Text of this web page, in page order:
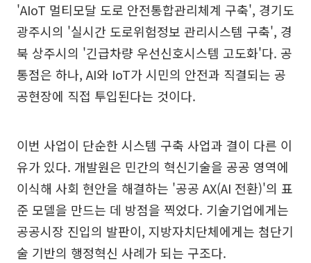
'AIoT 멀티모달 도로 안전통합관리체계 구축', 경기도
광주시의 '실시간 도로위험정보 관리시스템 구축', 경
북 상주시의 '긴급차량 우선신호시스템 고도화'다. 공
통점은 하나, AI와 IoT가 시민의 안전과 직결되는 공
공현장에 직접 투입된다는 것이다.
이번 사업이 단순한 시스템 구축 사업과 결이 다른 이
유가 있다. 개발원은 민간의 혁신기술을 공공 영역에
이식해 사회 현안을 해결하는 '공공 AX(AI 전환)'의 표
준 모델을 만드는 데 방점을 찍었다. 기술기업에게는
공공시장 진입의 발판이, 지방자치단체에게는 첨단기
술 기반의 행정혁신 사례가 되는 구조다.